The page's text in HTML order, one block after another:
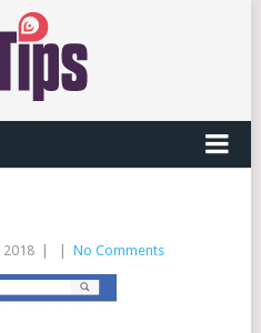
2018 No Comments